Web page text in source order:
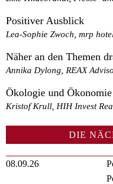
Positiver Ausblick
Lea-Sophie Zwoch, mrp
Näher an den Themen
Annika Dylong, REAX
Ökologie und
Kristof Krull, HIH Invest
DIE
08.09.26